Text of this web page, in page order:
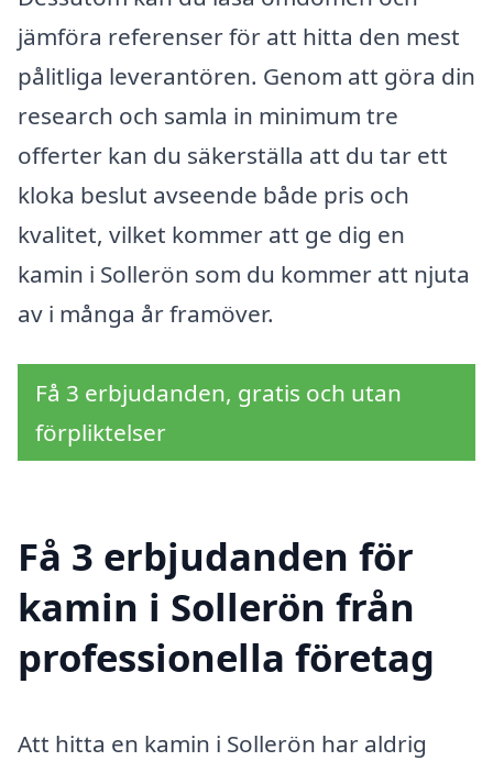
jämföra referenser för att hitta den mest
pålitliga leverantören. Genom att göra din
research och samla in minimum tre
offerter kan du säkerställa att du tar ett
kloka beslut avseende både pris och
kvalitet, vilket kommer att ge dig en
kamin i Sollerön som du kommer att njuta
av i många år framöver.
Få 3 erbjudanden, gratis och utan
förpliktelser
Få 3 erbjudanden för
kamin i Sollerön från
professionella företag
Att hitta en kamin i Sollerön har aldrig